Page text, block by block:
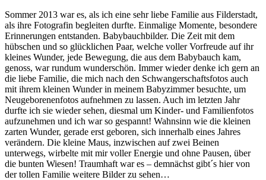
Sommer 2013 war es, als ich eine sehr liebe Familie aus Filderstadt,
als ihre Fotografin begleiten durfte. Einmalige Momente, besondere
Erinnerungen entstanden. Babybauchbilder. Die Zeit mit dem
hübschen und so glücklichen Paar, welche voller Vorfreude auf ihr
kleines Wunder, jede Bewegung, die aus dem Babybauch kam,
genoss, war rundum wunderschön. Immer wieder denke ich gern an
die liebe Familie, die mich nach den Schwangerschaftsfotos auch
mit ihrem kleinen Wunder in meinem Babyzimmer besuchte, um
Neugeborenenfotos aufnehmen zu lassen. Auch im letzten Jahr
durfte ich sie wieder sehen, diesmal um Kinder- und Familienfotos
aufzunehmen und ich war so gespannt! Wahnsinn wie die kleinen
zarten Wunder, gerade erst geboren, sich innerhalb eines Jahres
verändern. Die kleine Maus, inzwischen auf zwei Beinen
unterwegs, wirbelte mit mir voller Energie und ohne Pausen, über
die bunten Wiesen! Traumhaft war es – demnächst gibt´s hier von
der tollen Familie weitere Bilder zu sehen…